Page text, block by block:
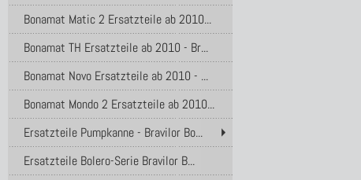
Bonamat Matic 2 Ersatzteile ab 2010...
Bonamat TH Ersatzteile ab 2010 - Br...
Bonamat Novo Ersatzteile ab 2010 - ...
Bonamat Mondo 2 Ersatzteile ab 2010...
Ersatzteile Pumpkanne - Bravilor Bo...
Ersatzteile Bolero-Serie Bravilor B...